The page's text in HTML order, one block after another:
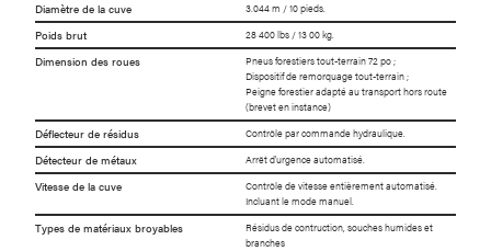
Diamètre de la cuve 3.044 m / 10 pieds.
Poids brut 28 400 lbs / 13 00 kg.
Dimension des roues
Pneus forestiers tout-terrain 72 po ;
Dispositif de remorquage tout-terrain ;
Peigne forestier adapté au transport hors route
(brevet en instance)
Déflecteur de résidus Contrôle par commande hydraulique.
Détecteur de métaux Arrêt d'urgence automatisé.
Vitesse de la cuve
Contrôle de vitesse entièrement automatisé.
Incluant le mode manuel.
Types de matériaux broyables
Résidus de contruction, souches humides et
branches